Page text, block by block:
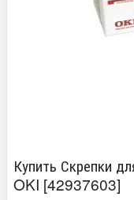
Купить Скрепки
OKI [42937603]